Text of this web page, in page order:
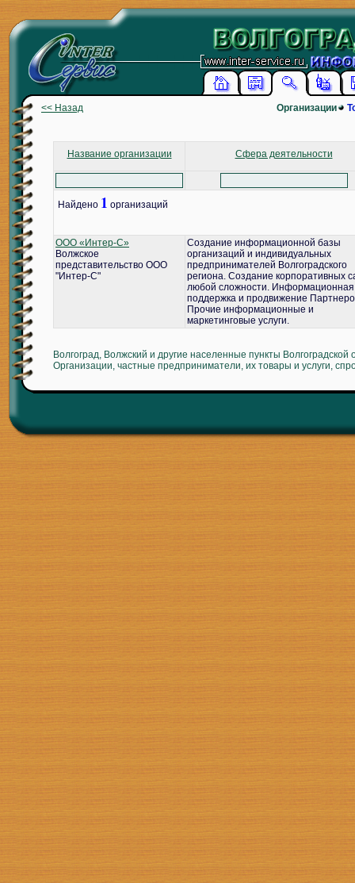
<< Назад Организации
Название организации Сфера деятельности
Найдено 1 организаций
ООО «Интер-С»
Волжское
представительство ООО
"Интер-С"
Создание информационной базы
организаций и индивидуальных
предпринимателей Волгоградского
региона. Создание корпоративных
любой сложности. Информационная
поддержка и продвижение
Прочие информационные и
маркетинговые услуги.
Волгоград, Волжский и другие населенные пункты Волгоградской
Организации, частные предприниматели, их товары и услуги,